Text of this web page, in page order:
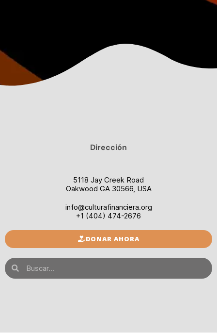
Dirección
5118 Jay Creek Road
Oakwood GA 30566, USA
info@culturafinanciera.org
+1 (404) 474-2676
DONAR AHORA